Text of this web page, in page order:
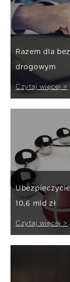
Razem dla
drogowym
Czytaj więcej >
10,6 mld zł
Czytaj więcej >